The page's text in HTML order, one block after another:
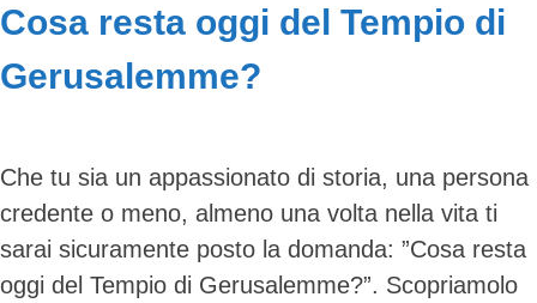
Cosa resta oggi del Tempio di
Gerusalemme?
Che tu sia un appassionato di storia, una persona
credente o meno, almeno una volta nella vita ti
sarai sicuramente posto la domanda: ”Cosa resta
oggi del Tempio di Gerusalemme?”. Scopriamolo